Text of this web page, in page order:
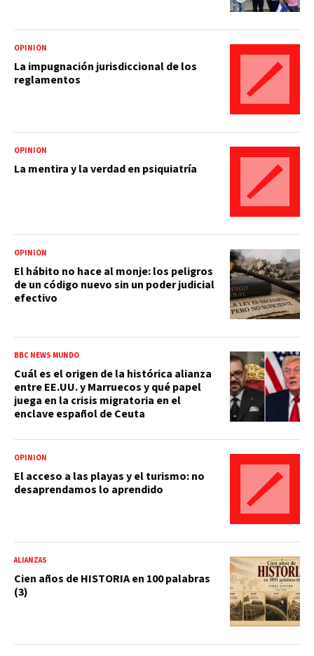
OPINIÓN
La impugnación jurisdiccional de los
reglamentos
OPINIÓN
La mentira y la verdad en psiquiatría
OPINIÓN
El hábito no hace al monje: los peligros
de un código nuevo sin un poder judicial
efectivo
BBC NEWS MUNDO
Cuál es el origen de la histórica alianza
entre EE.UU. y Marruecos y qué papel
juega en la crisis migratoria en el
enclave español de Ceuta
OPINIÓN
El acceso a las playas y el turismo: no
desaprendamos lo aprendido
ALIANZAS
Cien años de HISTORIA en 100 palabras
(3)